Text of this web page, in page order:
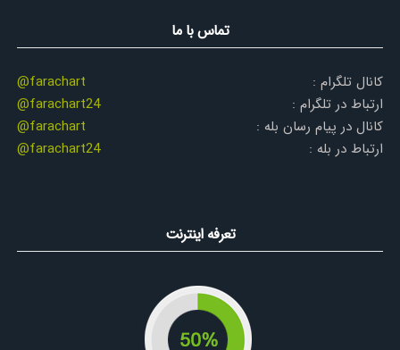
تماس با ما
کانال تلگرام :
@farachart
ارتباط در تلگرام :
@farachart24
کانال در پیام رسان بله :
@farachart
ارتباط در بله :
@farachart24
تعرفه اینترنت